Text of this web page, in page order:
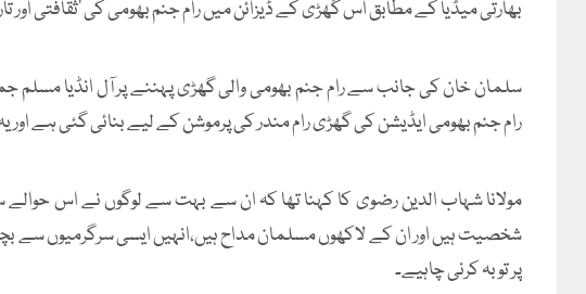
بھارتی میڈیا کے مطابق اس گھڑی کے ڈیزائن میں رام جنم بھومی کی 'ثقافتی
سلمان خان کی جانب سے رام جنم بھومی والی گھڑی پہننے پر آل انڈیا
رام جنم بھومی ایڈیشن کی گھڑی رام مندر کی پرموشن کے لیے بنائی گئی ہے
مولانا شہاب الدین رضوی کا کہنا تھا کہ ان سے بہت سے لوگوں نے اس
شخصیت ہیں اور ان کے لاکھوں مسلمان مداح ہیں،انہیں ایسی سرگرمیوں سے
پر توبہ کرنی چاہیے۔